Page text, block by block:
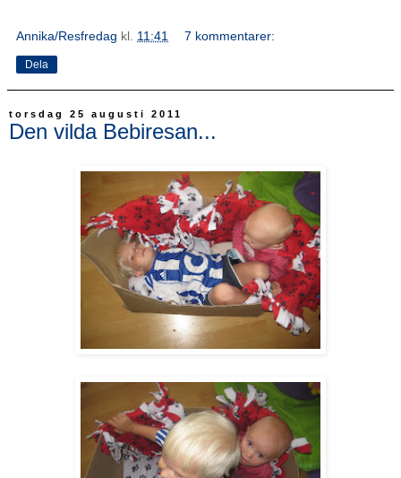
Annika/Resfredag kl. 11:41 7 kommentarer:
Dela
torsdag 25 augusti 2011
Den vilda Bebiresan...